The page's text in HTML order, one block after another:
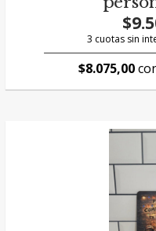
3 cuotas sin
$8.075,00